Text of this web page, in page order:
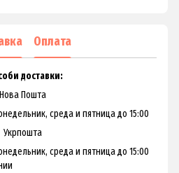
Оплата
доставки:
Нова Пошта
среда и пятница до 15:00
Укрпошта
среда и пятница до 15:00